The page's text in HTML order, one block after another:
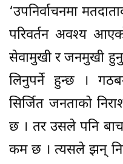
‘उपनिर्वाचनमा
परिवर्तन अवश्य
सेवामुखी र जनमुखी
लिनुपर्ने हुन्छ ।
सिर्जित जनताको
छ । तर उसले पनि
कम छ । त्यसले झन्